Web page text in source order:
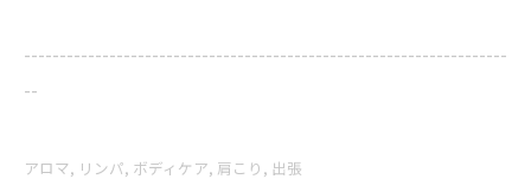
--------------------------------------------------------------------
--
アロマ リンパ ボディケア 肩こり 出張